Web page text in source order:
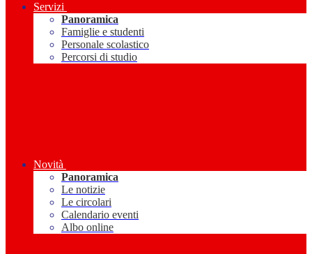
Servizi
Panoramica
Famiglie e studenti
Personale scolastico
Percorsi di studio
Novità
Panoramica
Le notizie
Le circolari
Calendario eventi
Albo online